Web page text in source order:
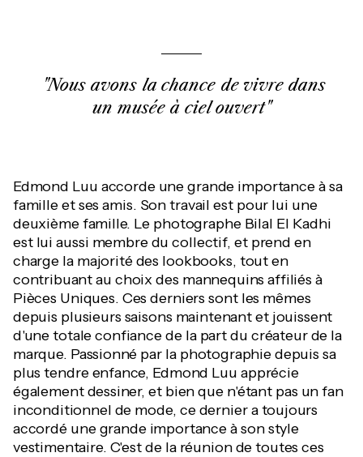
"Nous avons la chance de vivre dans
un musée à ciel ouvert"
Edmond Luu accorde une grande importance à sa
famille et ses amis. Son travail est pour lui une
deuxième famille. Le photographe Bilal El Kadhi
est lui aussi membre du collectif, et prend en
charge la majorité des lookbooks, tout en
contribuant au choix des mannequins affiliés à
Pièces Uniques. Ces derniers sont les mêmes
depuis plusieurs saisons maintenant et jouissent
d'une totale confiance de la part du créateur de la
marque. Passionné par la photographie depuis sa
plus tendre enfance, Edmond Luu apprécie
également dessiner, et bien que n'étant pas un fan
inconditionnel de mode, ce dernier a toujours
accordé une grande importance à son style
vestimentaire. C'est de la réunion de toutes ces